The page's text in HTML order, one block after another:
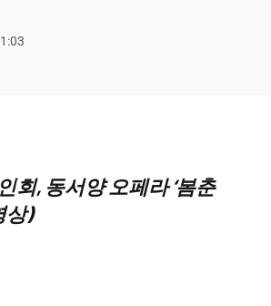
회, 동서양 오페라 ‘봄춘
상)